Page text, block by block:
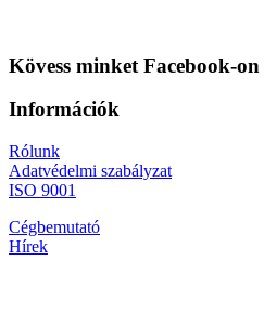
Kövess minket Facebook-on
Információk
Rólunk
Adatvédelmi szabályzat
ISO 9001
Cégbemutató
Hírek